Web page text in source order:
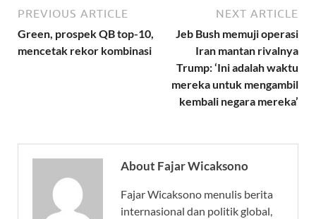
PREVIOUS ARTICLE
Green, prospek QB top-10,
mencetak rekor kombinasi
NEXT ARTICLE
Jeb Bush memuji operasi
Iran mantan rivalnya
Trump: ‘Ini adalah waktu
mereka untuk mengambil
kembali negara mereka’
About Fajar Wicaksono
Fajar Wicaksono menulis berita
internasional dan politik global,